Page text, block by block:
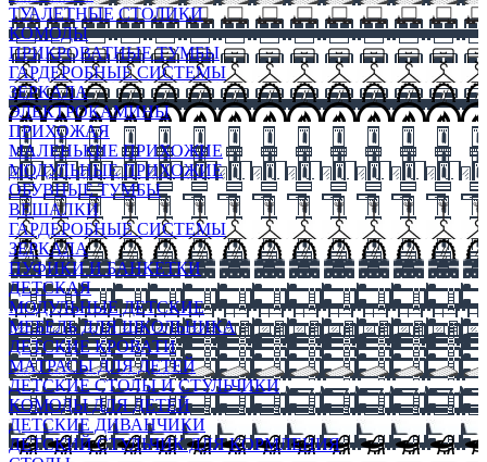
ТУАЛЕТНЫЕ СТОЛИКИ
КОМОДЫ
ПРИКРОВАТНЫЕ ТУМБЫ
ГАРДЕРОБНЫЕ СИСТЕМЫ
ЗЕРКАЛА
ЭЛЕКТРОКАМИНЫ
ПРИХОЖАЯ
МАЛЕНЬКИЕ ПРИХОЖИЕ
МОДУЛЬНЫЕ ПРИХОЖИЕ
ОБУВНЫЕ ТУМБЫ
ВЕШАЛКИ
ГАРДЕРОБНЫЕ СИСТЕМЫ
ЗЕРКАЛА
ПУФИКИ И БАНКЕТКИ
ДЕТСКАЯ
МОДУЛЬНЫЕ ДЕТСКИЕ
МЕБЕЛЬ ДЛЯ ШКОЛЬНИКА
ДЕТСКИЕ КРОВАТИ
МАТРАСЫ ДЛЯ ДЕТЕЙ
ДЕТСКИЕ СТОЛЫ И СТУЛЬЧИКИ
КОМОДЫ ДЛЯ ДЕТЕЙ
ДЕТСКИЕ ДИВАНЧИКИ
ДЕТСКИЙ СТУЛЬЧИК ДЛЯ КОРМЛЕНИЯ